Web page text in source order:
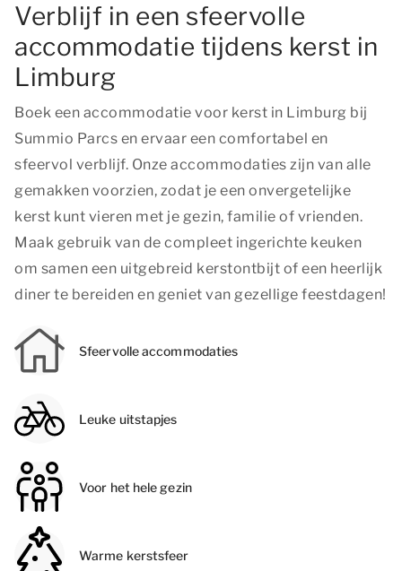
Verblijf in een sfeervolle
accommodatie tijdens kerst in
Limburg
Boek een accommodatie voor kerst in Limburg bij
Summio Parcs en ervaar een comfortabel en
sfeervol verblijf. Onze accommodaties zijn van alle
gemakken voorzien, zodat je een onvergetelijke
kerst kunt vieren met je gezin, familie of vrienden.
Maak gebruik van de compleet ingerichte keuken
om samen een uitgebreid kerstontbijt of een heerlijk
diner te bereiden en geniet van gezellige feestdagen!
Sfeervolle accommodaties
Leuke uitstapjes
Voor het hele gezin
Warme kerstsfeer